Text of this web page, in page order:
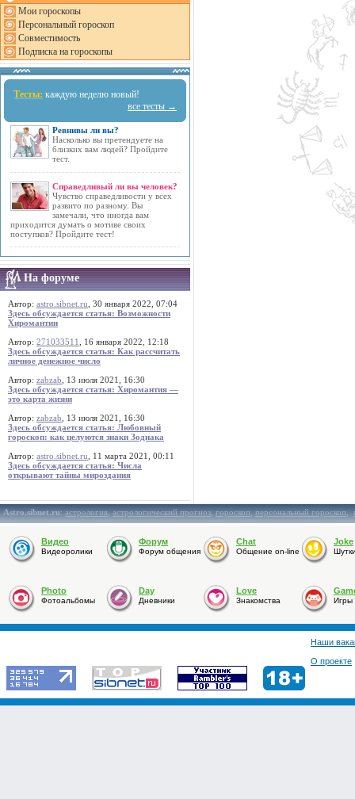
Мои гороскопы
Персональный гороскоп
Совместимость
Подписка на гороскопы
Тесты: каждую неделю новый!
все тесты →
Ревнивы ли вы?
Насколько вы претендуете на
близких вам людей? Пройдите
тест.
Справедливый ли вы человек?
Чувство справедливости у всех
развито по разному. Вы
замечали, что иногда вам
приходится думать о мотиве своих
поступков? Пройдите тест!
На форуме
Автор: astro.sibnet.ru , 30 января 2022, 07:04
Здесь обсуждается статья: Возможности
Хиромантии
Автор: 271033511
, 16 января 2022, 12:18
Здесь обсуждается статья: Как рассчитать
личное денежное число
Автор: zabzab , 13 июля 2021, 16:30
Здесь обсуждается статья: Хиромантия —
это карта жизни
Автор: zabzab , 13 июля 2021, 16:30
Здесь обсуждается статья: Любовный
гороскоп: как целуются знаки Зодиака
Автор: astro.sibnet.ru , 11 марта 2021, 00:11
Здесь обсуждается статья: Числа
открывают тайны мироздания
Astro.sibnet.ru:астрология,астрологический прогноз,гороскоп,персональный гороскоп,
Видео
Видеоролики
Форум
Форум общения
Chat
Общение on-line
Joke
Photo
Фотоальбомы
Day
Дневники
Love
Знакомства Игры
Наши
О проекте